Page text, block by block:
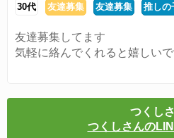
30代 友達募集 友達募集 推しの
友達募集してます
気軽に絡んでくれると嬉しい
つくし
つくしさんの